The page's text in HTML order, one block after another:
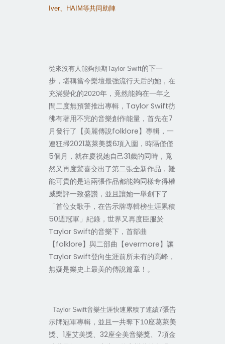
Iver、 HAIM等共同助陣
從來沒有人能夠預期Taylor Swift的下一
步，堪稱當今樂壇最強流行天后的她，在
充滿變化的2020年，竟然能夠在一年之
間二度無預警推出專輯，Taylor Swift彷
彿有著用不完的音樂創作能量，首先在7
月發行了【美麗傳說folklore】專輯，一
連狂掃2021葛萊美獎6項入圍，時隔僅僅
5個月，就在慶祝她自己31歲的同時，竟
然又再度驚喜交出了第二張全新作品，難
能可貴的是這兩張作品都能夠同樣奪得權
威樂評一致盛讚，並且讓她一舉創下了
「首位女歌手，在告示牌專輯榜生涯累積
50週冠軍」紀錄，世界又再度臣服於
Taylor Swift的音樂下，首部曲
【folklore】與二部曲【evermore】讓
Taylor Swift登向生涯前所未有的高峰，
無疑是樂史上最美的傳說篇章！。
Taylor Swift音樂生涯快速累積了連續7張告
示牌冠軍專輯，並且一共奪下10座葛萊美
獎、1座艾美獎、32座全美音樂獎、7項金